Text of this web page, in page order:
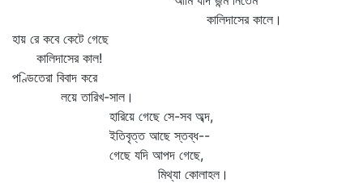
কালিদাসের কালে।
হায় রে কবে কেটে গেছে
কালিদাসের কাল!
পণ্ডিতেরা বিবাদ করে
লয়ে তারিখ-সাল।
হারিয়ে গেছে সে-সব অব্দ,
ইতিবৃত্ত আছে স্তব্ধ--
গেছে যদি আপদ গেছে,
মিথ্যা কোলাহল।